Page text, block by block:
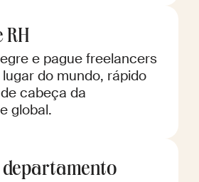
RH
e pague freelancers
do mundo, rápido
cabeça da
global.
departamento